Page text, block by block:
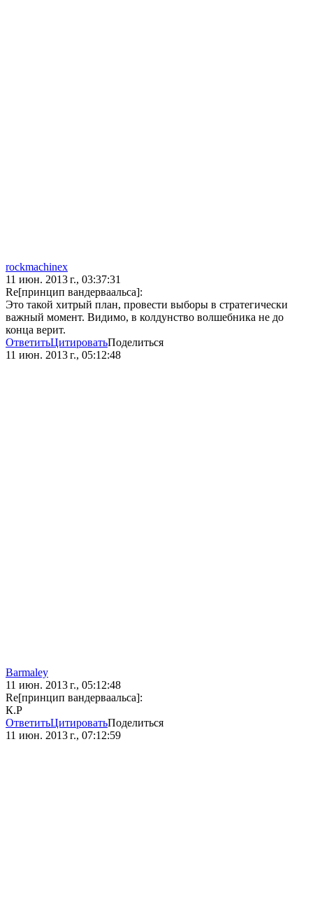
rockmachinex
11 июн. 2013 г., 03:37:31
Re[принцип вандерваальса]:
Это такой хитрый план, провести выборы в стратегически
важный момент. Видимо, в колдунство волшебника не до
конца верит.
ОтветитьЦитироватьПоделиться
11 июн. 2013 г., 05:12:48
Barmaley
11 июн. 2013 г., 05:12:48
Re[принцип вандерваальса]:
К.Р
ОтветитьЦитироватьПоделиться
11 июн. 2013 г., 07:12:59